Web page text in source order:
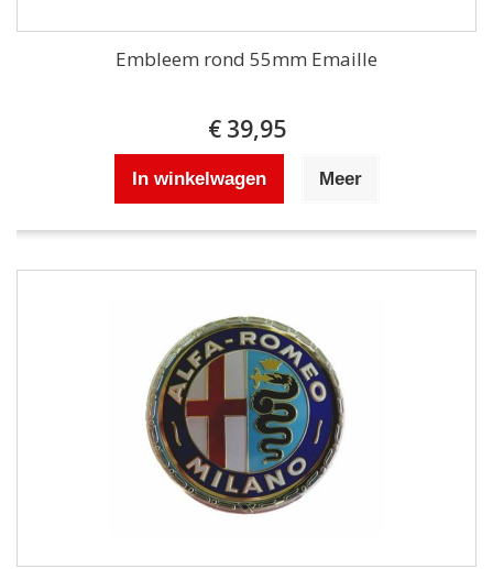
Embleem rond 55mm Emaille
€ 39,95
In winkelwagen Meer